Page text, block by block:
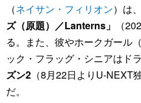
（ネイサン・フィリオン）は
ズ（原題）／Lanterns」
（
る。また、彼やホークガール（
ック・フラッグ・シニアはド
ズン2 （8月22日よりU-NEXT
だ。